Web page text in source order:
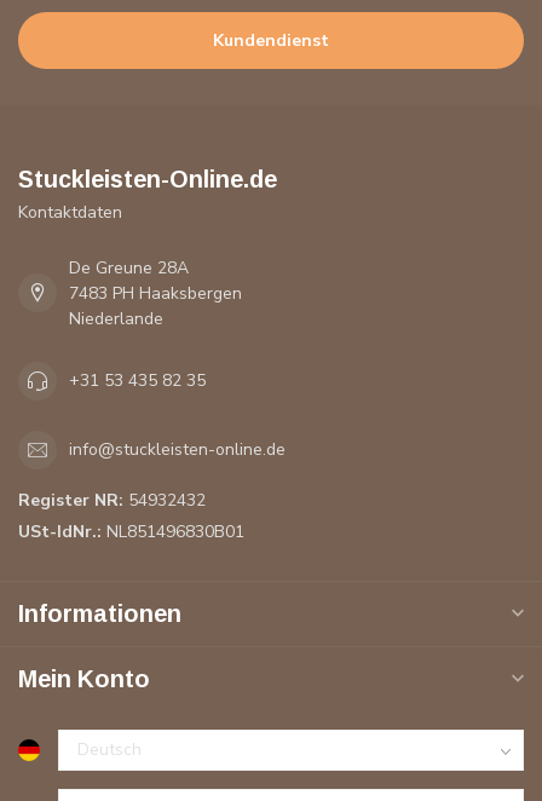
Kundendienst
Stuckleisten-Online.de
Kontaktdaten
De Greune 28A
7483 PH Haaksbergen
Niederlande
+31 53 435 82 35
info@stuckleisten-online.de
Register NR: 54932432
USt-IdNr.: NL851496830B01
Informationen
Mein Konto